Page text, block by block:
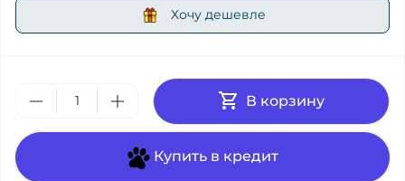
Хочу дешевле
В корзину
Купить в кредит